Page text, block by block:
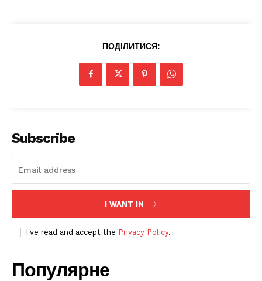
Company
Редакційна політика
Мапа сайту
Контакти
ПОДІЛИТИСЯ:
Subscribe
I WANT IN
I've read and accept the Privacy Policy.
Популярне